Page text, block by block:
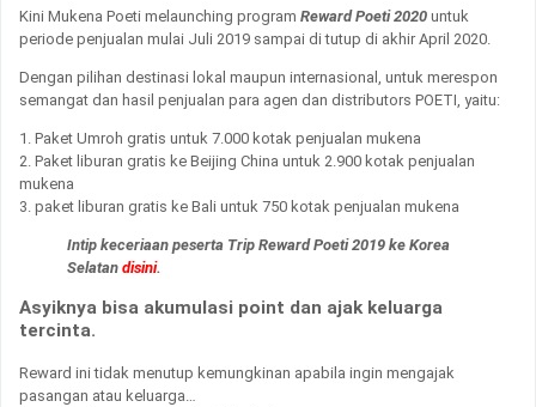
Kini Mukena Poeti melaunching program Reward Poeti 2020 untuk
periode penjualan mulai Juli 2019 sampai di tutup di akhir April 2020.
Dengan pilihan destinasi lokal maupun internasional, untuk merespon
semangat dan hasil penjualan para agen dan distributors POETI, yaitu:
1. Paket Umroh gratis untuk 7.000 kotak penjualan mukena
2. Paket liburan gratis ke Beijing China untuk 2.900 kotak penjualan
mukena
3. paket liburan gratis ke Bali untuk 750 kotak penjualan mukena
Intip keceriaan peserta Trip Reward Poeti 2019 ke Korea
Selatan disini.
Asyiknya bisa akumulasi point dan ajak keluarga
tercinta.
Reward ini tidak menutup kemungkinan apabila ingin mengajak
pasangan atau keluarga…